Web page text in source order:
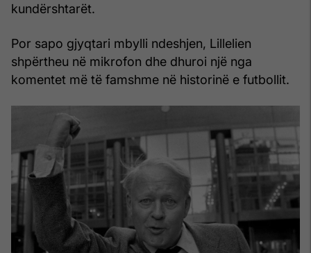
kundërshtarët.
Por sapo gjyqtari mbylli ndeshjen, Lillelien
shpërtheu në mikrofon dhe dhuroi një nga
komentet më të famshme në historinë e futbollit.